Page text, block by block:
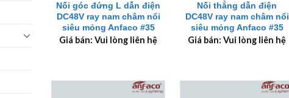
Nối góc đứng L dẫn điện
DC48V ray nam châm nổi
siêu mỏng Anfaco #35
Giá bán: Vui lòng liên hệ
Nối thẳng dẫn điện
DC48V ray nam châm nổi
siêu mỏng Anfaco #35
Giá bán: Vui lòng liên hệ